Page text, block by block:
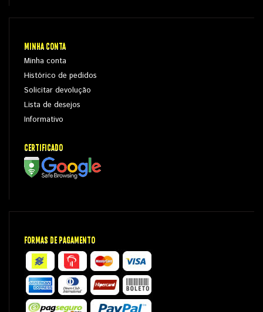
MINHA CONTA
Minha conta
Histórico de pedidos
Solicitar devolução
Lista de desejos
Informativo
CERTIFICADO
FORMAS DE PAGAMENTO